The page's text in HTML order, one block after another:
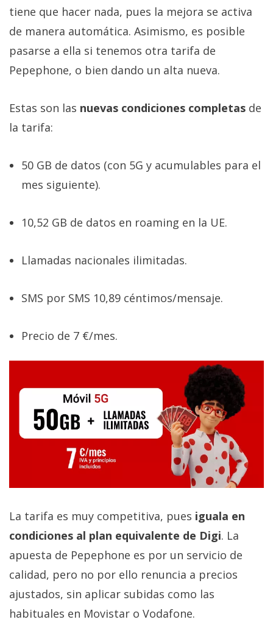
tiene que hacer nada, pues la mejora se activa
de manera automática. Asimismo, es posible
pasarse a ella si tenemos otra tarifa de
Pepephone, o bien dando un alta nueva.
Estas son las nuevas condiciones completas de
la tarifa:
50 GB de datos (con 5G y acumulables para el
mes siguiente).
10,52 GB de datos en roaming en la UE.
Llamadas nacionales ilimitadas.
SMS por SMS 10,89 céntimos/mensaje.
Precio de 7 €/mes.
La tarifa es muy competitiva, pues iguala en
condiciones al plan equivalente de Digi. La
apuesta de Pepephone es por un servicio de
calidad, pero no por ello renuncia a precios
ajustados, sin aplicar subidas como las
habituales en Movistar o Vodafone.